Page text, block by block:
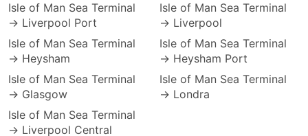
Isle of Man Sea Terminal
→ Liverpool Port
Isle of Man Sea Terminal
→ Heysham
Isle of Man Sea Terminal
→ Glasgow
Isle of Man Sea Terminal
→ Liverpool Central
Isle of Man Sea Terminal
→ Liverpool
Isle of Man Sea Terminal
→ Heysham Port
Isle of Man Sea Terminal
→ Londra